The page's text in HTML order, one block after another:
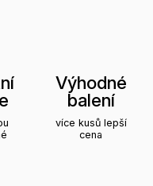
Výhodné
balení
více kusů lepší
cena